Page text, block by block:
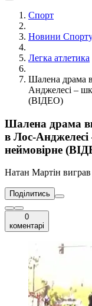
Спорт
Новини
Легка атлетика
Шалена драма
Анджелесі –
(ВІДЕО)
Шалена драма
в Лос-
неймовірне
Натан Мартін
Поділитись
0
коментарі